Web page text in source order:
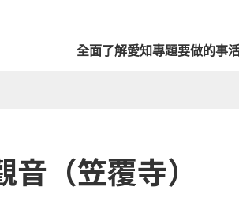
全面了解愛知專題要做的事
音（笠覆寺）